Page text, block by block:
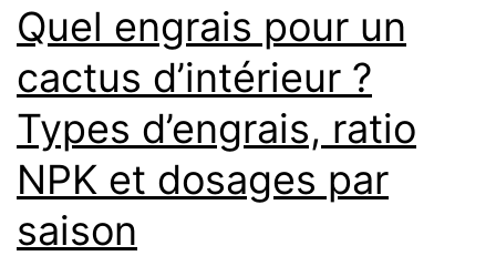
Quel engrais pour un
cactus d’intérieur ?
Types d’engrais, ratio
NPK et dosages par
saison